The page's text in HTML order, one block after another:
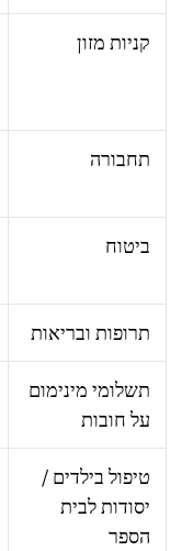
קניות מזון
תחבורה
ביטוח
תרופות ובריאות
תשלומי מינימום
על חובות
טיפול בילדים /
יסודות לבית
הספר